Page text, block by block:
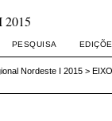
2015
PESQUISA
Nordeste I 2015>